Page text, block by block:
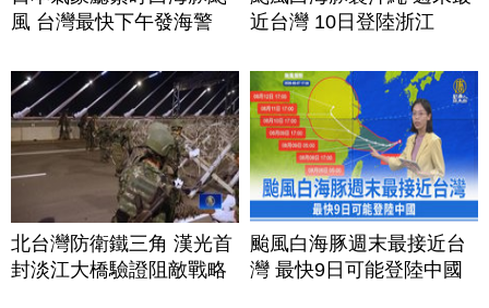
風 台灣最快下午發海警
近台灣 10日登陸浙江
北台灣防衛鐵三角 漢光首
封淡江大橋驗證阻敵戰略
颱風白海豚週末最接近台
灣 最快9日可能登陸中國